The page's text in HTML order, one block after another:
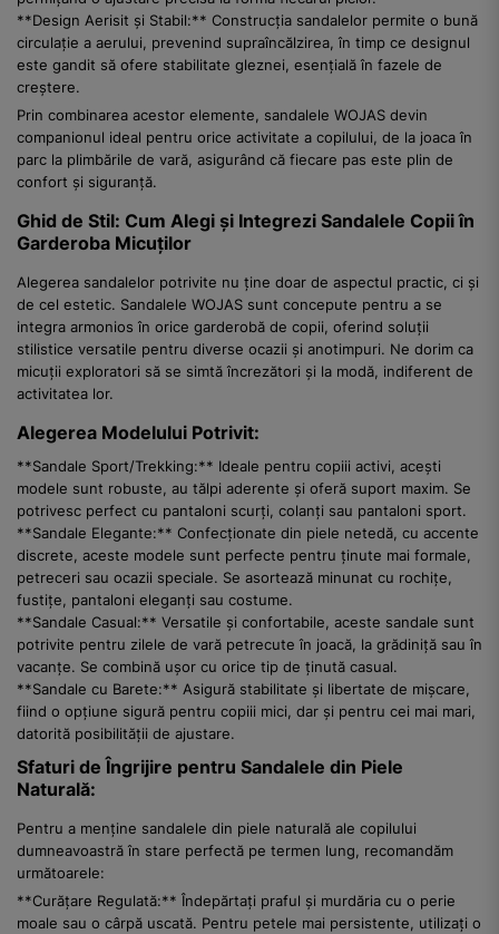
**Design Aerisit și Stabil:** Construcția sandalelor permite o bună
circulație a aerului, prevenind supraîncălzirea, în timp ce designul
este gandit să ofere stabilitate gleznei, esențială în fazele de
creștere.
Prin combinarea acestor elemente, sandalele WOJAS devin
companionul ideal pentru orice activitate a copilului, de la joaca în
parc la plimbările de vară, asigurând că fiecare pas este plin de
confort și siguranță.
Ghid de Stil: Cum Alegi și Integrezi Sandalele Copii în
Garderoba Micuților
Alegerea sandalelor potrivite nu ține doar de aspectul practic, ci și
de cel estetic. Sandalele WOJAS sunt concepute pentru a se
integra armonios în orice garderobă de copii, oferind soluții
stilistice versatile pentru diverse ocazii și anotimpuri. Ne dorim ca
micuții exploratori să se simtă încrezători și la modă, indiferent de
activitatea lor.
Alegerea Modelului Potrivit:
**Sandale Sport/Trekking:** Ideale pentru copiii activi, acești
modele sunt robuste, au tălpi aderente și oferă suport maxim. Se
potrivesc perfect cu pantaloni scurți, colanți sau pantaloni sport.
**Sandale Elegante:** Confecționate din piele netedă, cu accente
discrete, aceste modele sunt perfecte pentru ținute mai formale,
petreceri sau ocazii speciale. Se asortează minunat cu rochițe,
fustițe, pantaloni eleganți sau costume.
**Sandale Casual:** Versatile și confortabile, aceste sandale sunt
potrivite pentru zilele de vară petrecute în joacă, la grădiniță sau în
vacanțe. Se combină ușor cu orice tip de ținută casual.
**Sandale cu Barete:** Asigură stabilitate și libertate de mișcare,
fiind o opțiune sigură pentru copiii mici, dar și pentru cei mai mari,
datorită posibilității de ajustare.
Sfaturi de Îngrijire pentru Sandalele din Piele
Naturală:
Pentru a menține sandalele din piele naturală ale copilului
dumneavoastră în stare perfectă pe termen lung, recomandăm
următoarele:
**Curățare Regulată:** Îndepărtați praful și murdăria cu o perie
moale sau o cârpă uscată. Pentru petele mai persistente, utilizați o